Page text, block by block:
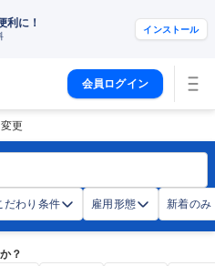
利に！ インストール
会員ログイン
更
だわり条件 雇用形態 新着のみ
？